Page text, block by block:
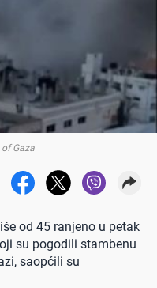
of Gaza
od 45 ranjeno u petak
su pogodili stambenu
saopćili su